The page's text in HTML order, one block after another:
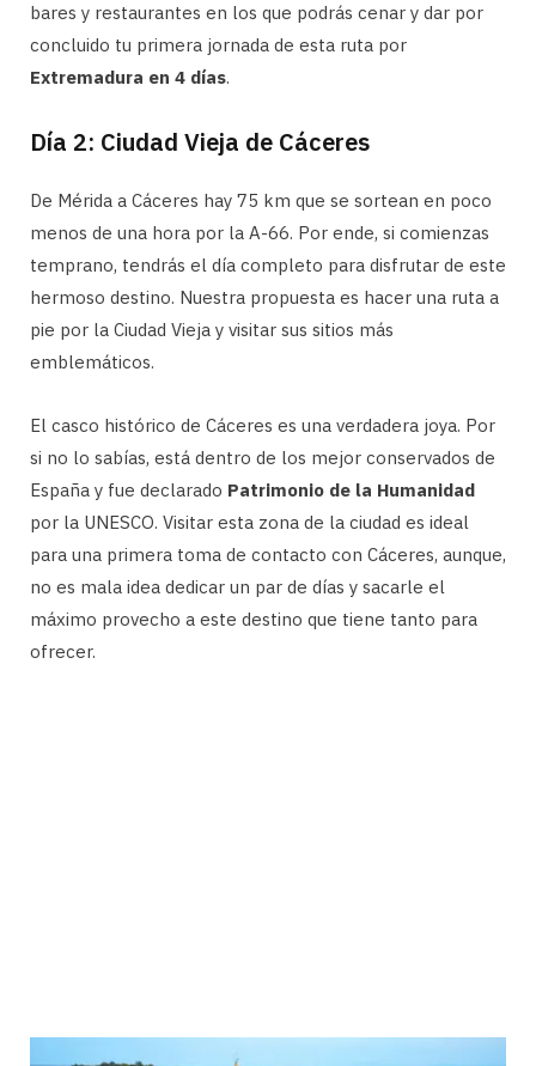
bares y restaurantes en los que podrás cenar y dar por
concluido tu primera jornada de esta ruta por
Extremadura en 4 días.
Día 2: Ciudad Vieja de Cáceres
De Mérida a Cáceres hay 75 km que se sortean en poco
menos de una hora por la A-66. Por ende, si comienzas
temprano, tendrás el día completo para disfrutar de este
hermoso destino. Nuestra propuesta es hacer una ruta a
pie por la Ciudad Vieja y visitar sus sitios más
emblemáticos.
El casco histórico de Cáceres es una verdadera joya. Por
si no lo sabías, está dentro de los mejor conservados de
España y fue declarado Patrimonio de la Humanidad
por la UNESCO. Visitar esta zona de la ciudad es ideal
para una primera toma de contacto con Cáceres, aunque,
no es mala idea dedicar un par de días y sacarle el
máximo provecho a este destino que tiene tanto para
ofrecer.